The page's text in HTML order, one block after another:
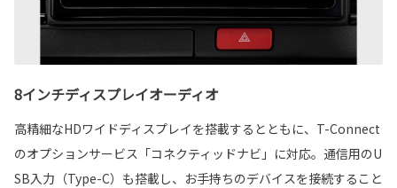
8インチディスプレイオーディオ
高精細なHDワイドディスプレイを搭載するとともに、T-Connect
のオプションサービス「コネクティッドナビ」に対応。通信用のU
SB入力（Type-C）も搭載し、お手持ちのデバイスを接続すること